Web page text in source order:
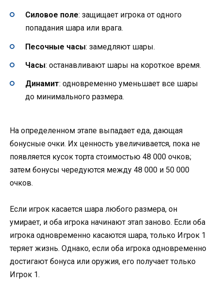
Силовое поле: защищает игрока от одного
попадания шара или врага.
Песочные часы: замедляют шары.
Часы: останавливают шары на короткое время.
Динамит: одновременно уменьшает все шары
до минимального размера.
На определенном этапе выпадает еда, дающая
бонусные очки. Их ценность увеличивается, пока не
появляется кусок торта стоимостью 48 000 очков;
затем бонусы чередуются между 48 000 и 50 000
очков.
Если игрок касается шара любого размера, он
умирает, и оба игрока начинают этап заново. Если оба
игрока одновременно касаются шара, только Игрок 1
теряет жизнь. Однако, если оба игрока одновременно
достигают бонуса или оружия, его получает только
Игрок 1.